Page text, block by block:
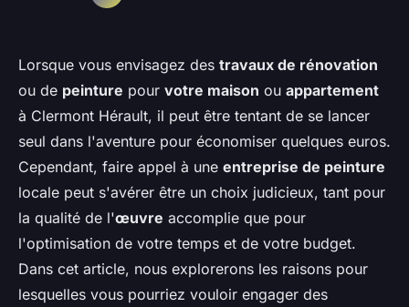
Lorsque vous envisagez des travaux de rénovation
ou de peinture pour votre maison ou appartement
à Clermont Hérault, il peut être tentant de se lancer
seul dans l'aventure pour économiser quelques euros.
Cependant, faire appel à une entreprise de peinture
locale peut s'avérer être un choix judicieux, tant pour
la qualité de l'œuvre accomplie que pour
l'optimisation de votre temps et de votre budget.
Dans cet article, nous explorerons les raisons pour
lesquelles vous pourriez vouloir engager des